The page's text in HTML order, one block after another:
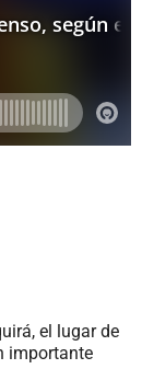
el lugar de
importante